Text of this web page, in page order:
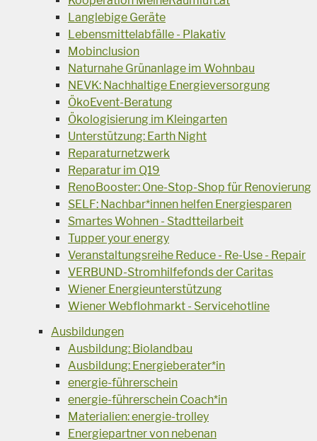
Langlebige Geräte
Lebensmittelabfälle - Plakativ
Mobinclusion
Naturnahe Grünanlage im Wohnbau
NEVK: Nachhaltige Energieversorgung
ÖkoEvent-Beratung
Ökologisierung im Kleingarten
Unterstützung: Earth Night
Reparaturnetzwerk
Reparatur im Q19
RenoBooster: One-Stop-Shop für Renovierung
SELF: Nachbar*innen helfen Energiesparen
Smartes Wohnen - Stadtteilarbeit
Tupper your energy
Veranstaltungsreihe Reduce - Re-Use - Repair
VERBUND-Stromhilfefonds der Caritas
Wiener Energieunterstützung
Wiener Webflohmarkt - Servicehotline
Ausbildungen
Ausbildung: Biolandbau
Ausbildung: Energieberater*in
energie-führerschein
energie-führerschein Coach*in
Materialien: energie-trolley
Energiepartner von nebenan